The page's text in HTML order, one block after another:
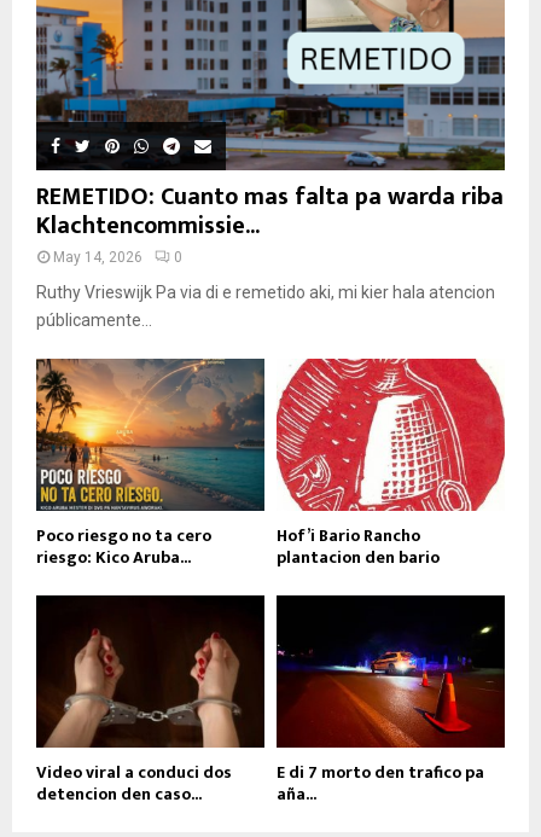
REMETIDO: Cuanto mas falta pa warda riba
Klachtencommissie...
May 14, 2026 0
Ruthy Vrieswijk Pa via di e remetido aki, mi kier hala atencion
públicamente...
Poco riesgo no ta cero
riesgo: Kico Aruba...
Hof’i Bario Rancho
plantacion den bario
Video viral a conduci dos
detencion den caso...
E di 7 morto den trafico pa
aña...